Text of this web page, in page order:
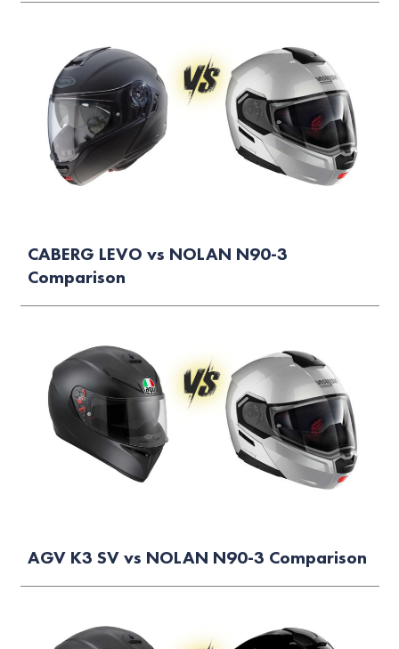
CABERG LEVO vs NOLAN N90-3
Comparison
AGV K3 SV vs NOLAN N90-3 Comparison